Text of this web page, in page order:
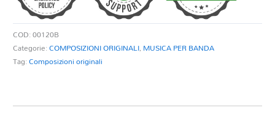
COD:00120B
Categorie:COMPOSIZIONI ORIGINALI, MUSICA PER BANDA
Tag:Composizioni originali